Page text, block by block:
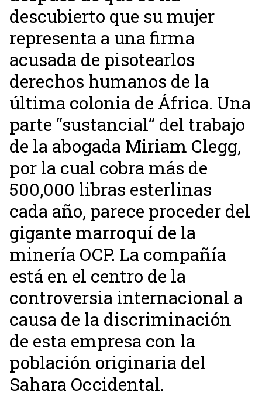
descubierto que su mujer
representa a una firma
acusada de pisotearlos
derechos humanos de la
última colonia de África. Una
parte “sustancial” del trabajo
de la abogada Miriam Clegg,
por la cual cobra más de
500,000 libras esterlinas
cada año, parece proceder del
gigante marroquí de la
minería OCP. La compañía
está en el centro de la
controversia internacional a
causa de la discriminación
de esta empresa con la
población originaria del
Sahara Occidental.